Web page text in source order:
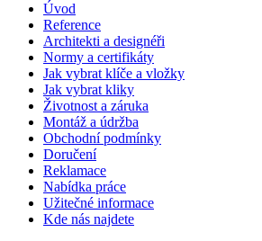
Úvod
Reference
Architekti a designéři
Normy a certifikáty
Jak vybrat klíče a vložky
Jak vybrat kliky
Životnost a záruka
Montáž a údržba
Obchodní podmínky
Doručení
Reklamace
Nabídka práce
Užitečné informace
Kde nás najdete